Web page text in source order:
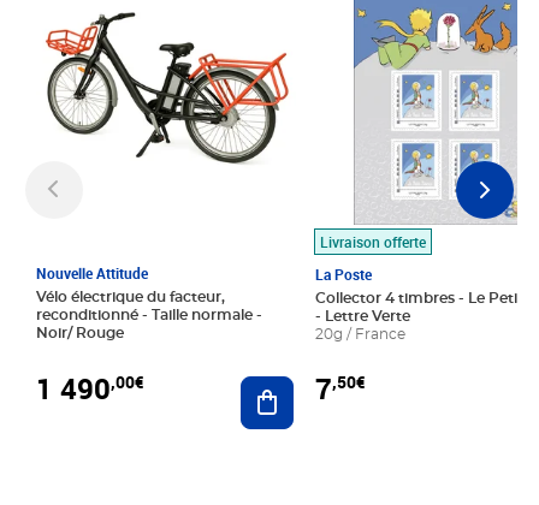
Nouvelle Attitude
Vélo électrique du facteur,
reconditionné - Taille normale -
Noir/ Rouge
1 490,00€ Ajouter au panier
Livraison offerte
La Poste
Collector 4 timbres - Le Petit
- Lettre Verte
20g / France
7,50€